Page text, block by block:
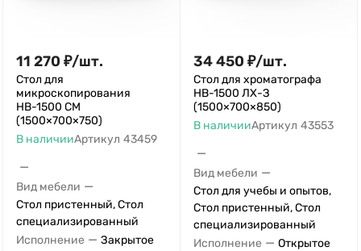
11 270 ₽/шт.
Стол для
микроскопирования
НВ-1500 СМ
(1500×700×750)
В наличииАртикул 43459
—
Вид мебели —
Стол пристенный, Стол
специализированный
Исполнение — Закрытое
34 450 ₽/шт.
Стол для хроматографа
НВ-1500 ЛХ-З
(1500×700×850)
В наличииАртикул 43553
—
Вид мебели —
Стол для учебы и опытов,
Стол пристенный, Стол
специализированный
Исполнение — Открытое